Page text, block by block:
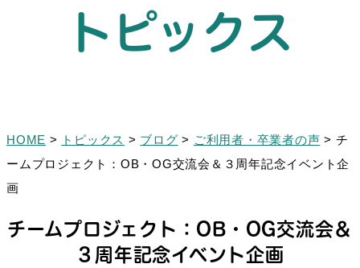
トピックス
HOME > トピックス > ブログ > ご利用者・卒業者の声 > チ
ームプロジェクト：OB・OG交流会＆３周年記念イベント企
画
チームプロジェクト：OB・OG交流会＆
３周年記念イベント企画